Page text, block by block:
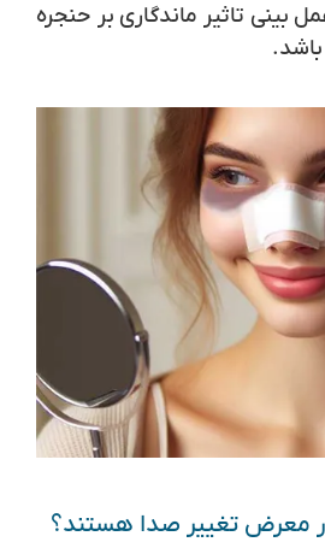
بینی تاثیر ماندگاری بر حنجره
معرض تغییر صدا هستند؟